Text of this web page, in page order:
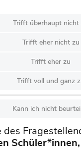
Trifft überhaupt nicht
Trifft eher nicht zu
Trifft eher zu
Trifft voll und ganz
Kann ich nicht
des